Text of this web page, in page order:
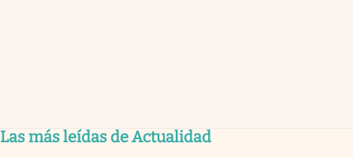
Las más leídas de Actualidad